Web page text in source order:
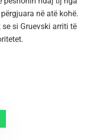
në atë kohë.
si Gruevski arriti të